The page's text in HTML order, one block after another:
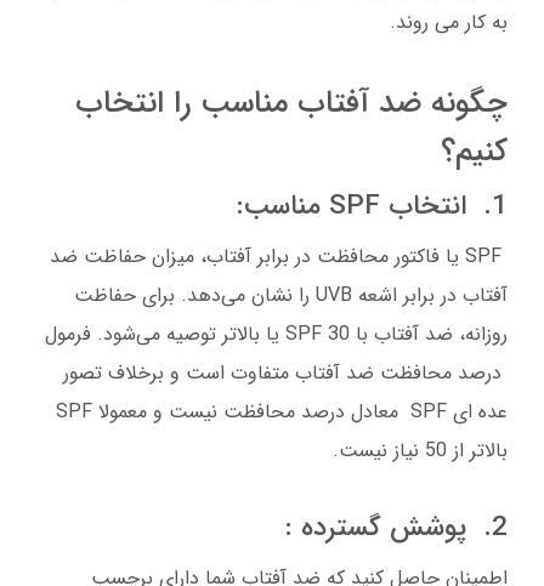
به کار می روند.
چگونه ضد آفتاب مناسب را انتخاب
کنیم؟
1. انتخاب SPF مناسب:
SPF یا فاکتور محافظت در برابر آفتاب، میزان حفاظت ضد
آفتاب در برابر اشعه UVB را نشان می‌دهد. برای حفاظت
روزانه، ضد آفتاب با SPF 30 یا بالاتر توصیه می‌شود. فرمول
درصد محافظت ضد آفتاب متفاوت است و برخلاف تصور
عده ای SPF معادل درصد محافظت نیست و معمولا SPF
بالاتر از 50 نیاز نیست.
2. پوشش گسترده :
اطمینان حاصل کنید که ضد آفتاب شما دارای برچسب